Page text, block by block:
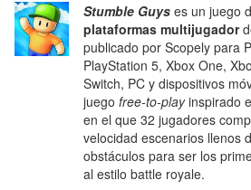
Stumble Guys es un juego
plataformas multijugador
publicado por Scopely para
PlayStation 5, Xbox One,
Switch, PC y dispositivos
juegofree-to-playinspirado
en el que 32 jugadores
velocidad escenarios llenos
obstáculos para ser los
al estilo battle royale.